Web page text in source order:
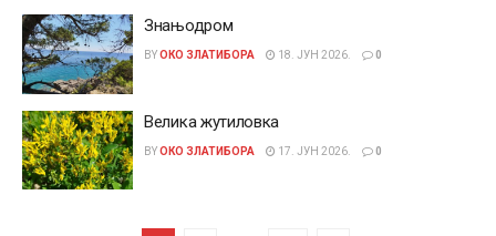
Знањодром
BYОКО ЗЛАТИБОРА 18. ЈУН 2026. 0
Велика жутиловка
BYОКО ЗЛАТИБОРА 17. ЈУН 2026. 0